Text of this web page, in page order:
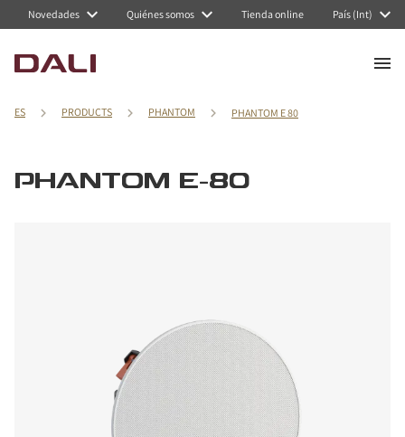
Novedades Quiénes somos Tienda online País (Int)
ES PRODUCTS PHANTOM PHANTOM E 80
PHANTOM E-80